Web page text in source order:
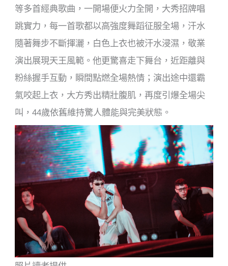
等多首經典歌曲，一開場便火力全開，大秀招牌唱
跳實力，每一首歌都以高強度舞蹈征服全場，汗水
隨著舞步不斷揮灑，白色上衣也被汗水浸濕，敬業
演出展現天王風範。他更驚喜走下舞台，近距離與
粉絲握手互動，瞬間點燃全場熱情；演出途中還霸
氣咬起上衣，大方秀出精壯腹肌，再度引爆全場尖
叫，44歲依舊維持驚人體能與完美狀態。